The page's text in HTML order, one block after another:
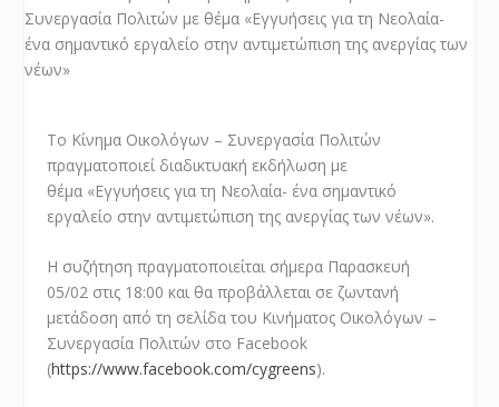
Το Κίνημα Οικολόγων – Συνεργασία Πολιτών
πραγματοποιεί διαδικτυακή εκδήλωση με
θέμα «Εγγυήσεις για τη Νεολαία- ένα σημαντικό
εργαλείο στην αντιμετώπιση της ανεργίας των νέων».
Η συζήτηση πραγματοποιείται σήμερα Παρασκευή
05/02 στις 18:00 και θα προβάλλεται σε ζωντανή
μετάδοση από τη σελίδα του Κινήματος Οικολόγων –
Συνεργασία Πολιτών στο Facebook
(https://www.facebook.com/cygreens).